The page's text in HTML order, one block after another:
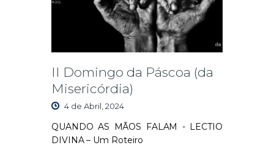
II Domingo da Páscoa (da
Misericórdia)
4 de Abril, 2024
QUANDO AS MÃOS FALAM - LECTIO
DIVINA – Um Roteiro